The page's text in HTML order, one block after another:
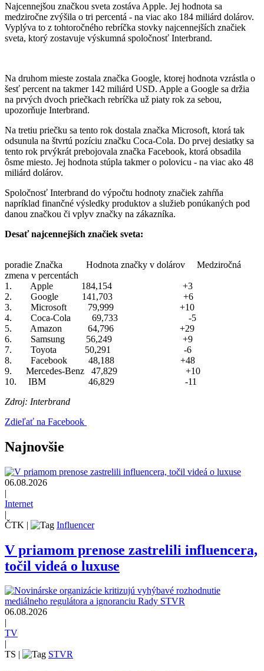
Najcennejšou značkou sveta zostáva Apple. Jej hodnota sa
medziročne zvýšila o tri percentá - na viac ako 184 miliárd dolárov.
Vyplýva to z tohtoročného rebríčka stovky najcennejších značiek
sveta, ktorý zostavuje výskumná spoločnosť Interbrand.
Na druhom mieste zostala značka Google, ktorej hodnota vzrástla o
šesť percent na takmer 142 miliárd USD. Apple a Google sa držia
na prvých dvoch priečkach rebríčka už piaty rok za sebou,
upozorňuje Interbrand.
Na tretiu priečku sa tento rok dostala značka Microsoft, ktorá tak
odsunula na štvrtú pozíciu značku Coca-Cola. Do prvej desiatky sa
tento rok prvýkrát prebojovala značka Facebook, ktorá obsadila
ôsme miesto. Jej hodnota stúpla takmer o polovicu - na viac ako 48
miliárd dolárov.
Spoločnosť Interbrand do výpočtu hodnoty značiek zahŕňa
napríklad finančné výsledky produktov a služieb ponúkaných pod
danou značkou či vplyv značky na zákazníka.
Desať najcennejších značiek sveta:
poradie Značka Hodnota značky v dolárov Medziročná
zmena v percentách
1. Apple 184,154 +3
2. Google 141,703 +6
3. Microsoft 79,999 +10
4. Coca-Cola 69,733 -5
5. Amazon 64,796 +29
6. Samsung 56,249 +9
7. Toyota 50,291 -6
8. Facebook 48,188 +48
9. Mercedes-Benz 47,829 +10
10. IBM 46,829 -11
Zdroj: Interbrand
Zdieľať na Facebook
Najnovšie
06.08.2026
|
Internet
|
ČTK | Influencer
V priamom prenose zastrelili influencera,
točil videá o luxuse
06.08.2026
|
TV
|
TS | STVR